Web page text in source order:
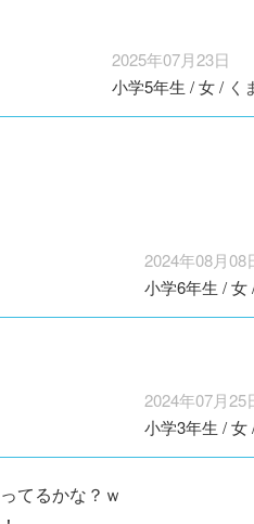
2025年07月23日
小学5年生 /女/ く
2024年08月08
小学6年生 /女
2024年07月25
小学3年生 /女
てるかな？ｗ
み！ 青い鳥文
庫の名作「電子
合本版」おすす
ゃめちゃ事
長浜高校水族館
部！